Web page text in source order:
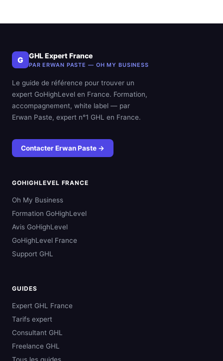
G GHL Expert France
PAR ERWAN PASTE — OH MY BUSINESS
Le guide de référence pour trouver un
expert GoHighLevel en France. Formation,
accompagnement, white label — par
Erwan Paste, expert n°1 GHL en France.
Contacter Erwan Paste →
GOHIGHLEVEL FRANCE
Oh My Business
Formation GoHighLevel
Avis GoHighLevel
GoHighLevel France
Support GHL
GUIDES
Expert GHL France
Tarifs expert
Consultant GHL
Freelance GHL